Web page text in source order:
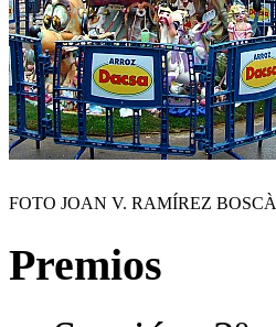
FOTO JOAN V. RAMÍREZ BOSCÀ
Premios